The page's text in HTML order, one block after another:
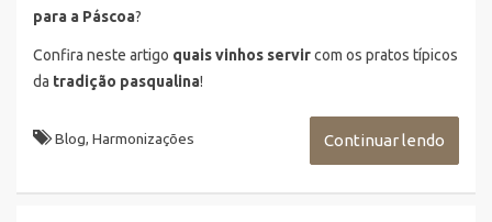
para a Páscoa?
Confira neste artigo quais vinhos servircom os pratos típicos
da tradição pasqualina!
Continuar lendo
Blog, Harmonizações